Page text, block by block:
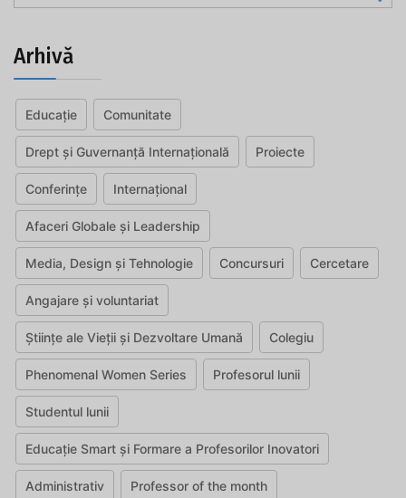
Arhivă
Educație Comunitate
Drept și Guvernanță Internațională Proiecte
Conferințe Internațional
Afaceri Globale și Leadership
Media, Design și Tehnologie Concursuri Cercetare
Angajare și voluntariat
Științe ale Vieții și Dezvoltare Umană Colegiu
Phenomenal Women Series Profesorul lunii
Studentul lunii
Educație Smart și Formare a Profesorilor Inovatori
Administrativ Professor of the month